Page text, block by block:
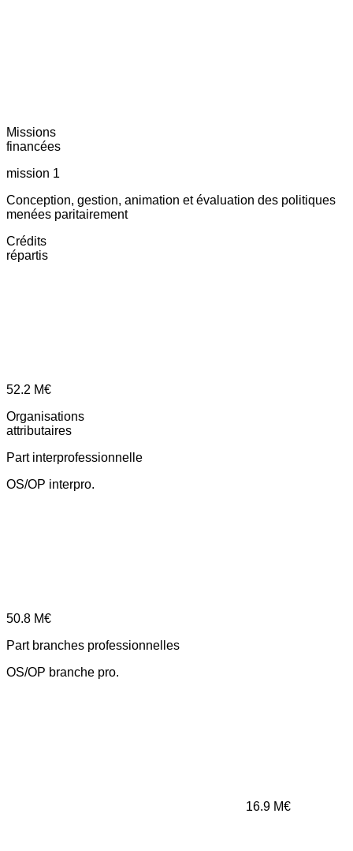
Missions
financées
mission 1
Conception, gestion, animation et évaluation des politiques
menées paritairement
Crédits
répartis
52.2 M€
Organisations
attributaires
Part interprofessionnelle
OS/OP interpro.
50.8 M€
Part branches professionnelles
OS/OP branche pro.
16.9 M€